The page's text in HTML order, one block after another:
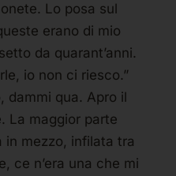
Lo posa sul
erano di mio
da quarant’anni.
io non ci riesco.”
dammi qua. Apro il
La maggior parte
in mezzo, infilata tra
ce n’era una che mi